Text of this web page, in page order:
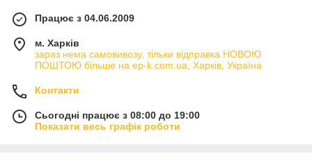
Працює з 04.06.2009
м. Харків
зараз нема самовивозу, тільки відправка НОВОЮ
ПОШТОЮ більше на ep-k.com.ua, Харків, Україна
Контакти
Сьогодні працює з 08:00 до 19:00
Показати весь графік роботи